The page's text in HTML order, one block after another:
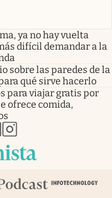
ya no hay vuelta
difícil demandar a la
sobre las paredes de la
qué sirve hacerlo
para viajar gratis por
ofrece comida,
pestañapestaña
en nueva pestaña
abre en nueva pestaña
abre en nueva pestaña